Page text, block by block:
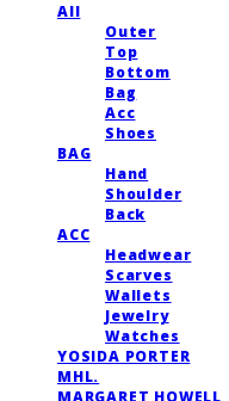
All
Outer
Top
Bottom
Bag
Acc
Shoes
BAG
Hand
Shoulder
Back
ACC
Headwear
Scarves
Wallets
Jewelry
Watches
YOSIDA PORTER
MHL.
MARGARET HOWELL